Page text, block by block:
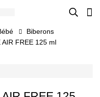
Biberons
AIR FREE 125 ml